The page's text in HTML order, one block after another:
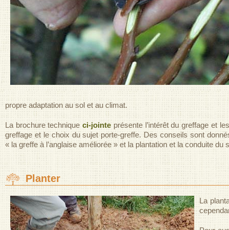
propre adaptation au sol et au climat.
La brochure techniqueci-jointe présente l’intérêt du greffage et
greffage et le choix du sujet porte-greffe. Des conseils sont
« la greffe à l’anglaise améliorée » et la plantation et la conduite du
Planter
La